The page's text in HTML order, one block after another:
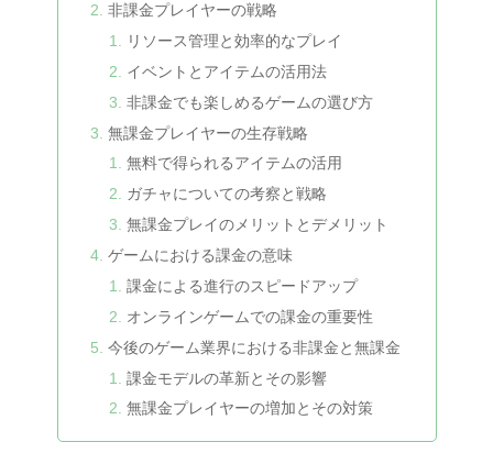
非課金プレイヤーの戦略
リソース管理と効率的なプレイ
イベントとアイテムの活用法
非課金でも楽しめるゲームの選び方
無課金プレイヤーの生存戦略
無料で得られるアイテムの活用
ガチャについての考察と戦略
無課金プレイのメリットとデメリット
ゲームにおける課金の意味
課金による進行のスピードアップ
オンラインゲームでの課金の重要性
今後のゲーム業界における非課金と無課金
課金モデルの革新とその影響
無課金プレイヤーの増加とその対策